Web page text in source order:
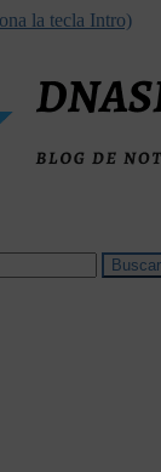
la tecla Intro)